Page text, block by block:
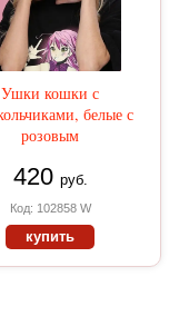
Ушки кошки с
белые с
розовым
420 руб.
Код: 102858 W
купить